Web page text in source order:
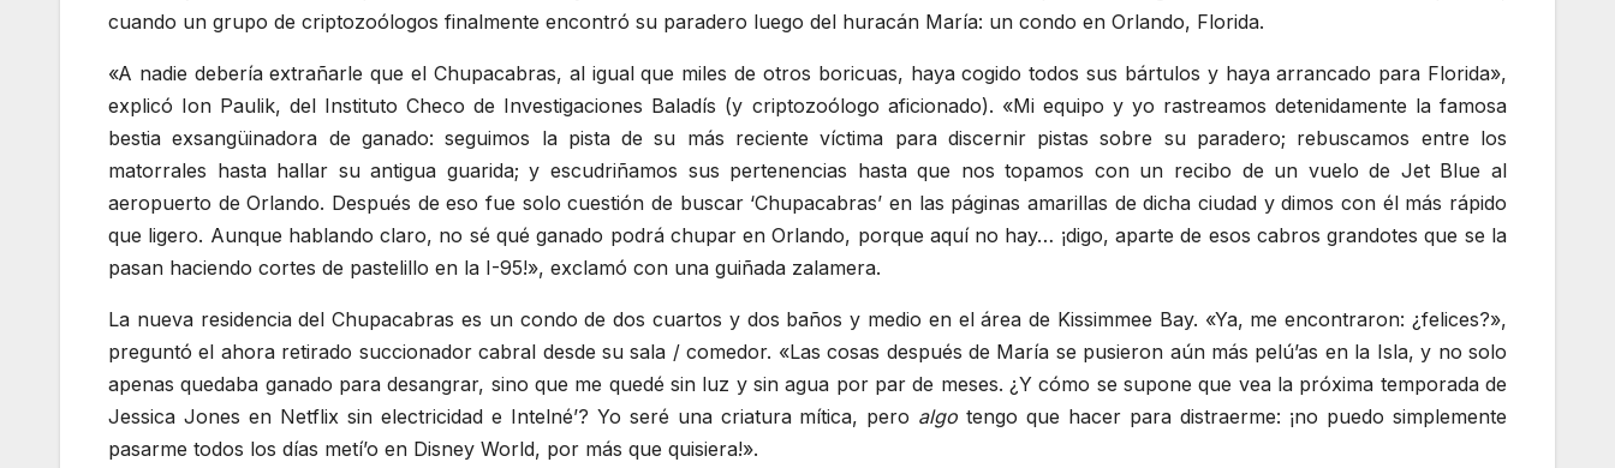
cuando un grupo de criptozoólogos finalmente encontró su paradero luego del huracán María: un condo en Orlando, Florida.
«A nadie debería extrañarle que el Chupacabras, al igual que miles de otros boricuas, haya cogido todos sus bártulos y haya arrancado para Florida»,
explicó Ion Paulik, del Instituto Checo de Investigaciones Baladís (y criptozoólogo aficionado). «Mi equipo y yo rastreamos detenidamente la famosa
bestia exsangüinadora de ganado: seguimos la pista de su más reciente víctima para discernir pistas sobre su paradero; rebuscamos entre los
matorrales hasta hallar su antigua guarida; y escudriñamos sus pertenencias hasta que nos topamos con un recibo de un vuelo de Jet Blue al
aeropuerto de Orlando. Después de eso fue solo cuestión de buscar ‘Chupacabras’ en las páginas amarillas de dicha ciudad y dimos con él más rápido
que ligero. Aunque hablando claro, no sé qué ganado podrá chupar en Orlando, porque aquí no hay… ¡digo, aparte de esos cabros grandotes que se la
pasan haciendo cortes de pastelillo en la I-95!», exclamó con una guiñada zalamera.
La nueva residencia del Chupacabras es un condo de dos cuartos y dos baños y medio en el área de Kissimmee Bay. «Ya, me encontraron: ¿felices?»,
preguntó el ahora retirado succionador cabral desde su sala / comedor. «Las cosas después de María se pusieron aún más pelú’as en la Isla, y no solo
apenas quedaba ganado para desangrar, sino que me quedé sin luz y sin agua por par de meses. ¿Y cómo se supone que vea la próxima temporada de
Jessica Jones en Netflix sin electricidad e Intelné’? Yo seré una criatura mítica, pero algo tengo que hacer para distraerme: ¡no puedo simplemente
pasarme todos los días metí’o en Disney World, por más que quisiera!».